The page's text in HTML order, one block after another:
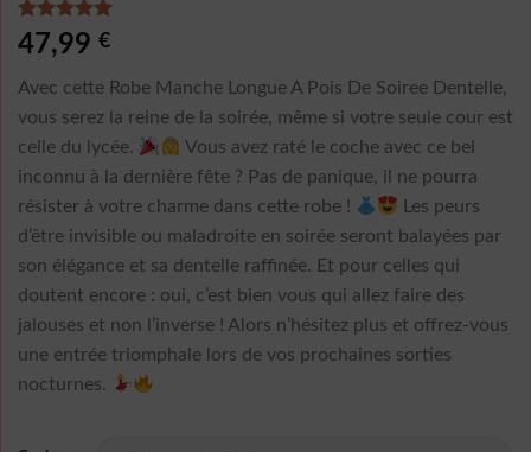
Noté5.00
sur 5 basé
3
notations
client
47,99 €
Avec cette Robe Manche Longue A Pois De Soiree Dentelle,
vous serez la reine de la soirée, même si votre seule cour est
celle du lycée.
Vous avez raté le coche avec ce bel
inconnu à la dernière fête ? Pas de panique, il ne pourra
résister à votre charme dans cette robe !
Les peurs
d’être invisible ou maladroite en soirée seront balayées par
son élégance et sa dentelle raffinée. Et pour celles qui
doutent encore : oui, c’est bien vous qui allez faire des
jalouses et non l’inverse ! Alors n’hésitez plus et offrez-vous
une entrée triomphale lors de vos prochaines sorties
nocturnes.